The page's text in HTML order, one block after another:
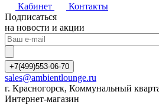
Кабинет
Контакты
Подписаться
на новости и акции
+7(499)553-06-70
sales@ambientlounge.ru
г. Красногорск, Коммунальный
Интернет-магазин